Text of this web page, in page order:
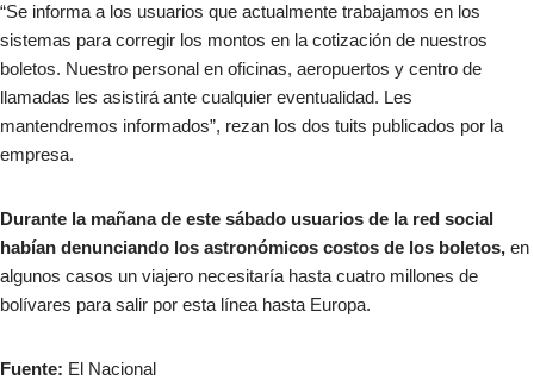
“Se informa a los usuarios que actualmente trabajamos en los
sistemas para corregir los montos en la cotización de nuestros
boletos. Nuestro personal en oficinas, aeropuertos y centro de
llamadas les asistirá ante cualquier eventualidad. Les
mantendremos informados”, rezan los dos tuits publicados por la
empresa.
Durante la mañana de este sábado usuarios de la red social
habían denunciando los astronómicos costos de los boletos, en
algunos casos un viajero necesitaría hasta cuatro millones de
bolívares para salir por esta línea hasta Europa.
Fuente: El Nacional